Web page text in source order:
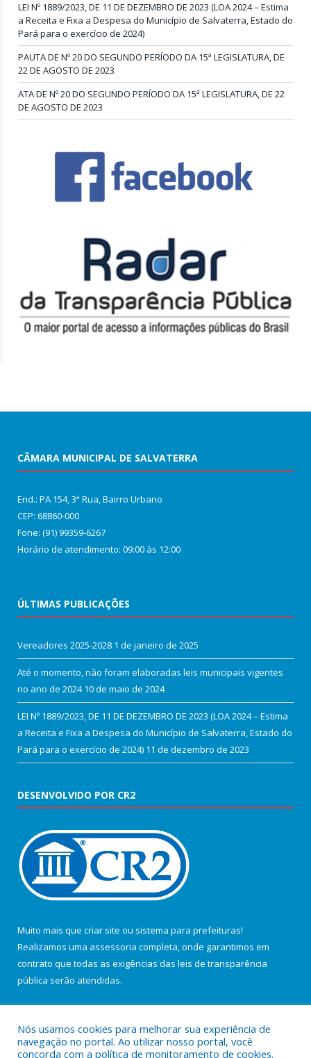
LEI Nº 1889/2023, DE 11 DE DEZEMBRO DE 2023 (LOA 2024 – Estima
a Receita e Fixa a Despesa do Município de Salvaterra, Estado do
Pará para o exercício de 2024)
PAUTA DE Nº 20 DO SEGUNDO PERÍODO DA 15ª LEGISLATURA, DE
22 DE AGOSTO DE 2023
ATA DE Nº 20 DO SEGUNDO PERÍODO DA 15ª LEGISLATURA, DE 22
DE AGOSTO DE 2023
CÂMARA MUNICIPAL DE SALVATERRA
End.: PA 154, 3ª Rua, Bairro Urbano
CEP: 68860‑000
Fone: (91) 99359-6267
Horário de atendimento: 09:00 às 12:00
ÚLTIMAS PUBLICAÇÕES
Vereadores 2025-2028 1 de janeiro de 2025
Até o momento, não foram elaboradas leis municipais vigentes
no ano de 2024 10 de maio de 2024
LEI Nº 1889/2023, DE 11 DE DEZEMBRO DE 2023 (LOA 2024 – Estima
a Receita e Fixa a Despesa do Município de Salvaterra, Estado do
Pará para o exercício de 2024) 11 de dezembro de 2023
DESENVOLVIDO POR CR2
Muito mais que criar site ou sistema para prefeituras!
Realizamos uma assessoria completa, onde garantimos em
contrato que todas as exigências das leis de transparência
pública serão atendidas.
Nós usamos cookies para melhorar sua experiência de
navegação no portal. Ao utilizar nosso portal, você
concorda com a política de monitoramento de cookies.